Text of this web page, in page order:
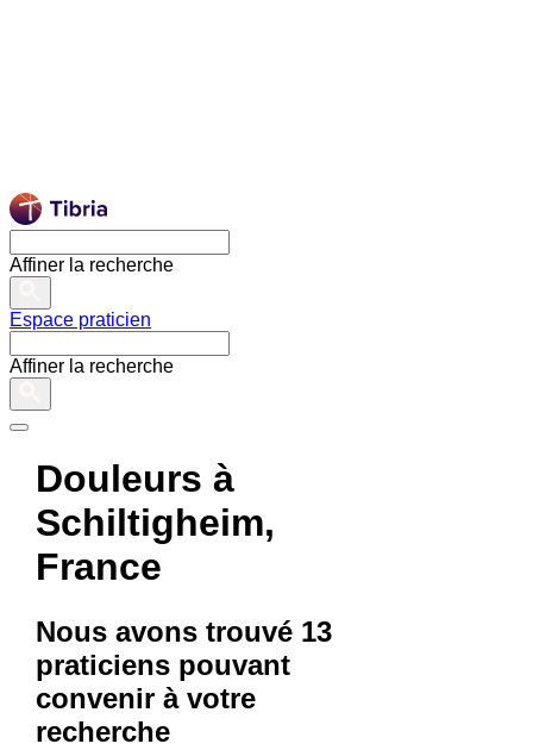
Affiner la recherche
Espace praticien
Affiner la recherche
Douleurs à
Schiltigheim,
France
Nous avons trouvé 13
praticienspouvant
convenir à votre
recherche